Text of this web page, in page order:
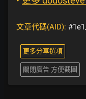
文章代碼(AID):
更多分享選項
關閉廣告 方便截圖